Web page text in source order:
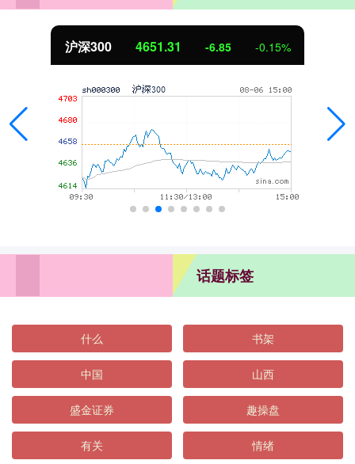
沪深300 4651.31 -6.85 -0.15%
话题标签
什么 书架
中国 山西
盛金证券 趣操盘
有关 情绪